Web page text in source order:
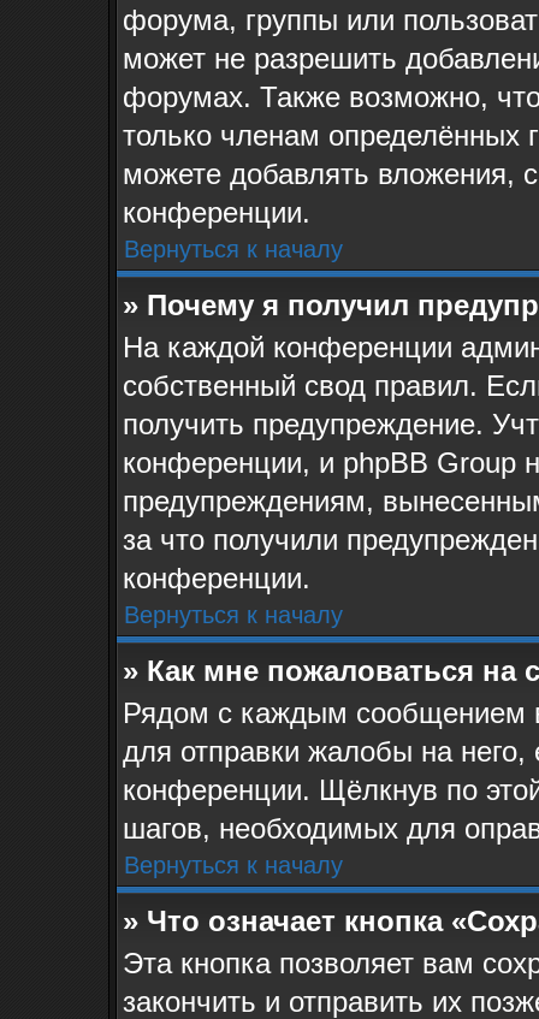
форума, группы или
может не разрешить
форумах. Также возможно,
только членам определённых
можете добавлять вложения,
конференции.
Вернуться к началу
» Почему я получил
На каждой конференции
собственный свод правил.
получить предупреждение.
конференции, и phpBB Group
предупреждениям,
за что получили
конференции.
Вернуться к началу
» Как мне пожаловаться на
Рядом с каждым сообщением
для отправки жалобы на
конференции. Щёлкнув по
шагов, необходимых для
Вернуться к началу
» Что означает кнопка
Эта кнопка позволяет вам
закончить и отправить их